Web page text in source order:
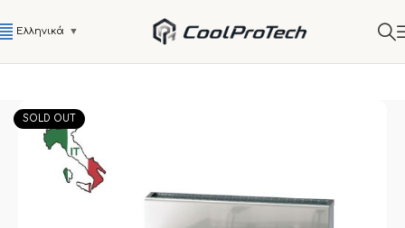
Ελληνικά ▼
SOLD OUT